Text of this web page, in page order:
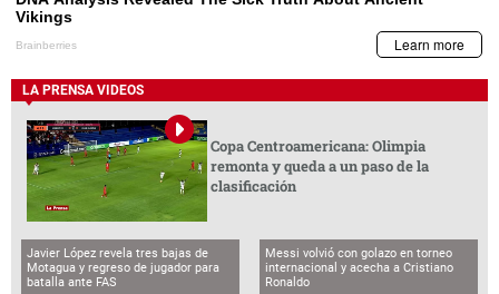
LA PRENSA VIDEOS
Copa Centroamericana: Olimpia
remonta y queda a un paso de la
clasificación
Javier López revela tres bajas de
Motagua y regreso de jugador para
batalla ante FAS
Messi volvió con golazo en torneo
internacional y acecha a Cristiano
Ronaldo